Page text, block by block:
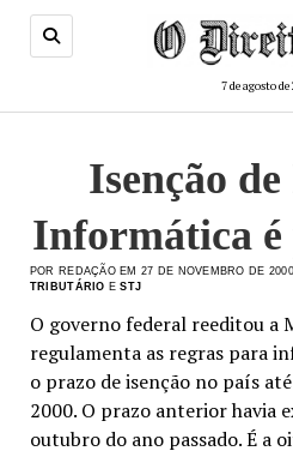
7 de agosto de
Isenção
Informática
POR REDAÇÃO EM 27 DE NOVEMBRO DE
TRIBUTÁRIO ESTJ
O governo federal reeditou a
regulamenta as regras para
o prazo de isenção no país
2000. O prazo anterior havia
outubro do ano passado. É a